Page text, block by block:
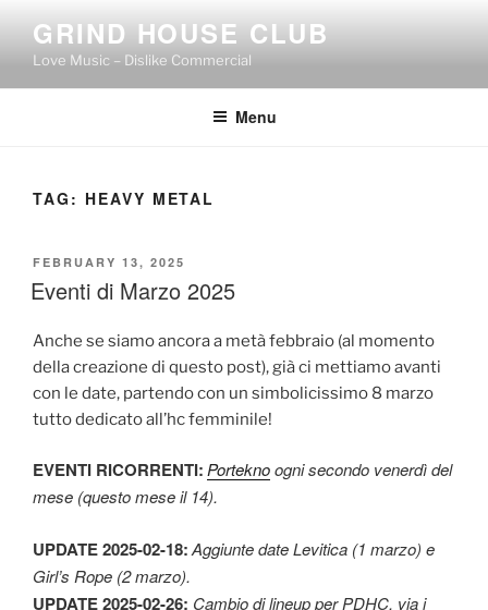
content
GRIND HOUSE CLUB
Love Music – Dislike Commercial
Menu
TAG: HEAVY METAL
POSTED
ON
FEBRUARY 13, 2025
Eventi di Marzo 2025
Anche se siamo ancora a metà febbraio (al momento
della creazione di questo post), già ci mettiamo avanti
con le date, partendo con un simbolicissimo 8 marzo
tutto dedicato all’hc femminile!
EVENTI RICORRENTI:Porteknoogni secondo venerdì del
mese (questo mese il 14).
UPDATE 2025-02-18:Aggiunte date Levitica (1 marzo) e
Girl’s Rope (2 marzo).
UPDATE 2025-02-26: Cambio di lineup per PDHC, via i